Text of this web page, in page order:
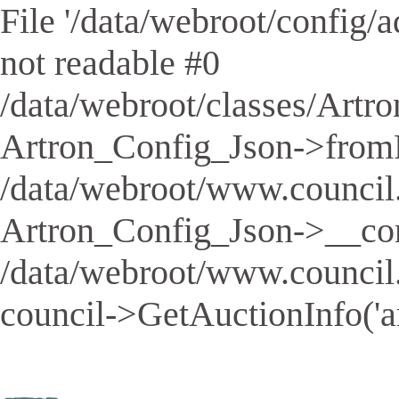
File '/data/webroot/config/
not readable #0
/data/webroot/classes/
Artron_Config_Json-
/data/webroot/
Artron_Config_Json-
/data/webroot/
council-